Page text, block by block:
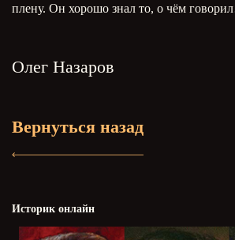
плену. Он хорошо знал то, о чём
Олег Назаров
Вернуться назад
Историк онлайн